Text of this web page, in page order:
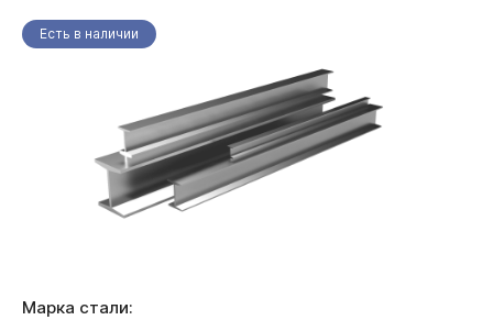
Есть в наличии
Марка стали: